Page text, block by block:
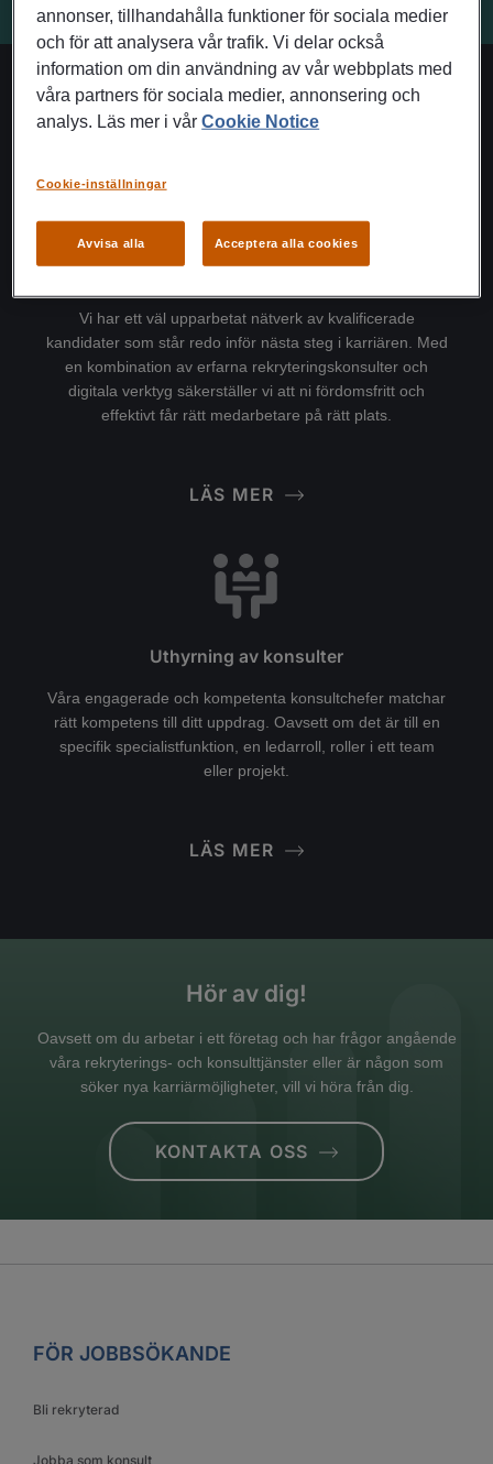
Vårt erbjudande
Vi har ett väl upparbetat nätverk av kvalificerade
kandidater som står redo inför nästa steg i karriären. Med
en kombination av erfarna rekryteringskonsulter och
digitala verktyg säkerställer vi att ni fördomsfritt och
effektivt får rätt medarbetare på rätt plats.
LÄS MER
Uthyrning av konsulter
Våra engagerade och kompetenta konsultchefer matchar
rätt kompetens till ditt uppdrag. Oavsett om det är till en
specifik specialistfunktion, en ledarroll, roller i ett team
eller projekt.
LÄS MER
Hör av dig!
Oavsett om du arbetar i ett företag och har frågor angående
våra rekryterings- och konsulttjänster eller är någon som
söker nya karriärmöjligheter, vill vi höra från dig.
KONTAKTA OSS
FÖR JOBBSÖKANDE
Bli rekryterad
Jobba som konsult
annonser, tillhandahålla funktioner för sociala medier
och för att analysera vår trafik. Vi delar också
information om din användning av vår webbplats med
våra partners för sociala medier, annonsering och
analys. Läs mer i vårCookie Notice
Avvisa alla Acceptera alla cookies
Cookie-inställningar